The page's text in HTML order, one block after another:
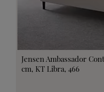
Jensen Ambassador
cm, KT Libra, 466